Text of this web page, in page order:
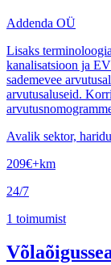
Addenda OÜ
Lisaks
kanalisatsioon ja
sademevee
arvutusaluseid.
Avalik sektor,
209€+km
24/7
1 toimumist